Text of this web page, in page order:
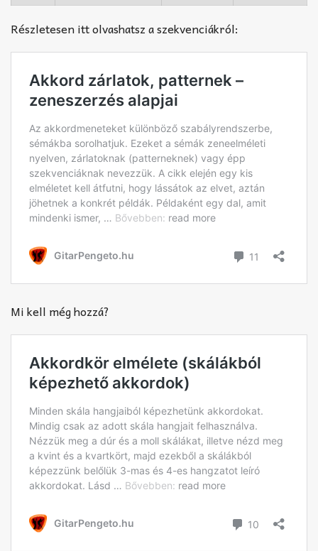
Részletesen itt olvashatsz a szekvenciákról:
Mi kell még hozzá?